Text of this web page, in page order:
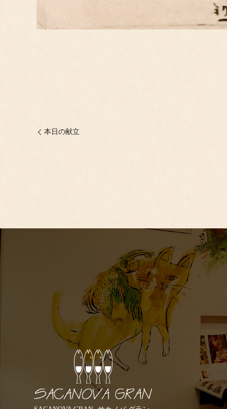
本日の献立